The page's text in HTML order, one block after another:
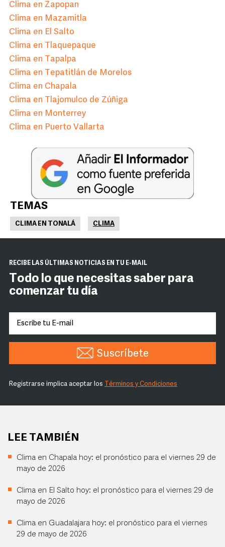
Clima en Zapopan
Clima en Mazamitla
Clima en El Salto
Clima en Tlaquepaque
Clima en Tapalpa
Clima en Tepatitlán de Morelos
Clima en Chapala
Clima en Tlajomulco de Zúñiga
Clima en Monterrey
Clima en Puerto Vallarta
TEMAS
CLIMA EN TONALÁ CLIMA
RECIBE LAS ÚLTIMAS NOTICIAS EN TU E-MAIL
Todo lo que necesitas saber para
comenzar tu día
Suscríbete
Registrarse implica aceptar los Términos y Condiciones
LEE TAMBIÉN
Clima en Chapala hoy: el pronóstico para el viernes 29 de
mayo de 2026
Clima en El Salto hoy: el pronóstico para el viernes 29 de
mayo de 2026
Clima en Guadalajara hoy: el pronóstico para el viernes
29 de mayo de 2026